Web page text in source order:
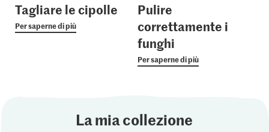
Tagliare le cipolle
Per saperne di più
Pulire
correttamente i
funghi
Per saperne di più
La mia collezione